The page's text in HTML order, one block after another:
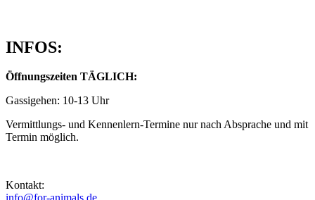
INFOS:
Öffnungszeiten TÄGLICH:
Gassigehen: 10-13 Uhr
Vermittlungs- und Kennenlern-Termine nur nach Absprache und mit
Termin möglich.
Kontakt: